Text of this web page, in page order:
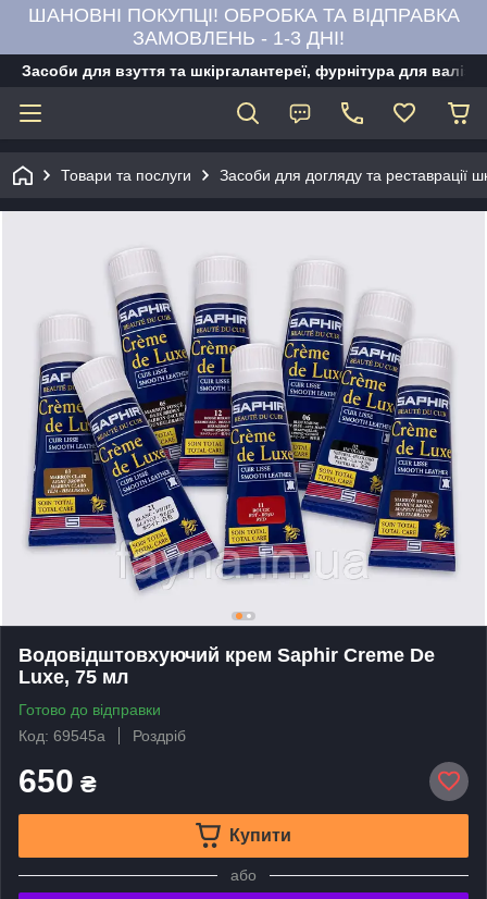
ШАНОВНІ ПОКУПЦІ! ОБРОБКА ТА ВІДПРАВКА
ЗАМОВЛЕНЬ - 1-3 ДНІ!
Засоби для взуття та шкіргалантереї, фурнітура для
Товари та послуги Засоби для догляду та реставрації
Водовідштовхуючий крем Saphir Creme De
Luxe, 75 мл
Готово до відправки
Код: 69545а
Роздріб
650 ₴
Купити
або